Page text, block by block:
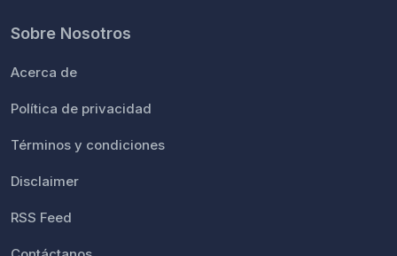
Sobre Nosotros
Acerca de
Política de privacidad
Términos y condiciones
Disclaimer
RSS Feed